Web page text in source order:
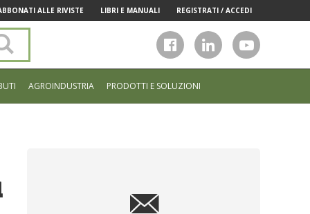
ALLE RIVISTE LIBRI E MANUALI REGISTRATI / ACCEDI
sito
AGROINDUSTRIA PRODOTTI E SOLUZIONI